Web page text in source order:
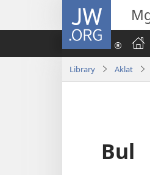
JW.ORG
Library Aklat
Bul